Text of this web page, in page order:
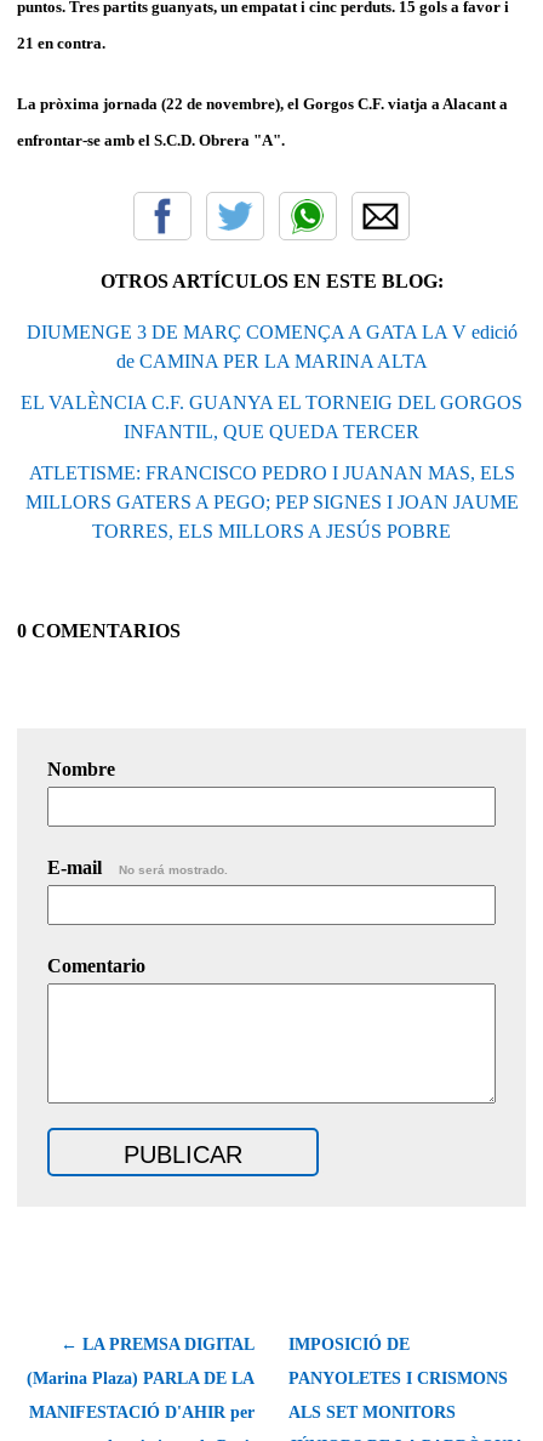
puntos. Tres partits guanyats, un empatat i cinc perduts. 15 gols a favor i
21 en contra.
La pròxima jornada (22 de novembre), el Gorgos C.F. viatja a Alacant a
enfrontar-se amb el S.C.D. Obrera "A".
OTROS ARTÍCULOS EN ESTE BLOG:
DIUMENGE 3 DE MARÇ COMENÇA A GATA LA V edició
de CAMINA PER LA MARINA ALTA
EL VALÈNCIA C.F. GUANYA EL TORNEIG DEL GORGOS
INFANTIL, QUE QUEDA TERCER
ATLETISME: FRANCISCO PEDRO I JUANAN MAS, ELS
MILLORS GATERS A PEGO; PEP SIGNES I JOAN JAUME
TORRES, ELS MILLORS A JESÚS POBRE
0 COMENTARIOS
Nombre
E-mail No será mostrado.
Comentario
← LA PREMSA DIGITAL
(Marina Plaza) PARLA DE LA
MANIFESTACIÓ D'AHIR per
IMPOSICIÓ DE
PANYOLETES I CRISMONS
ALS SET MONITORS